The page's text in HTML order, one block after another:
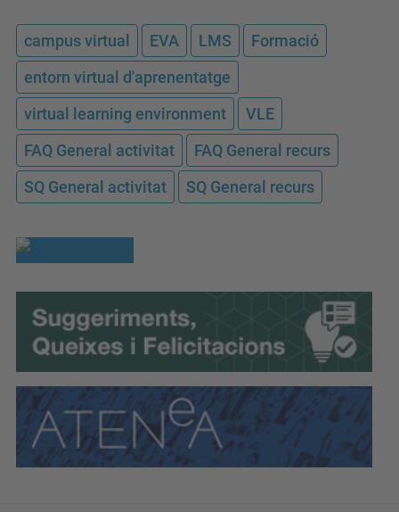
campus virtual EVA LMS
Formació
entorn virtual d'aprenentatge
virtual learning environment
VLE
FAQ General activitat
FAQ General recurs
SQ General activitat
SQ General recurs